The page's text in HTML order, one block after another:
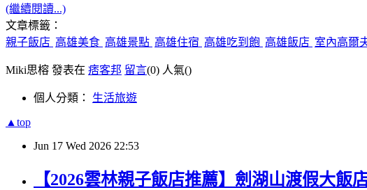
(繼續閱讀...)
文章標籤：
親子飯店 高雄美食 高雄景點 高雄住宿 高雄吃到飽 高雄飯店 室內高爾
Miki思榕 發表在 痞客邦 留言(0) 人氣()
個人分類： 生活旅遊
▲top
Jun 17 Wed 2026 22:53
【2026雲林親子飯店推薦】劍湖山渡假大